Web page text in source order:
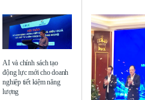
AI và chính sách tạo
động lực mới cho doanh
nghiệp tiết kiệm năng
lượng